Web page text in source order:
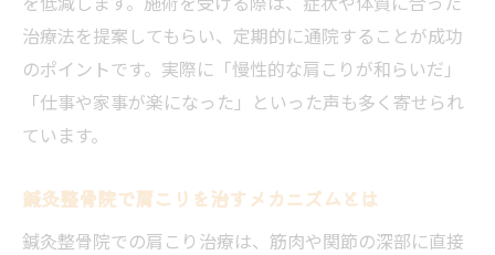
治療法を提案してもらい、定期的に通院することが成功
のポイントです。実際に「慢性的な肩こりが和らいだ」
「仕事や家事が楽になった」といった声も多く寄せられ
ています。
鍼灸整骨院で肩こりを治すメカニズムとは
鍼灸整骨院での肩こり治療は、筋肉や関節の深部に直接